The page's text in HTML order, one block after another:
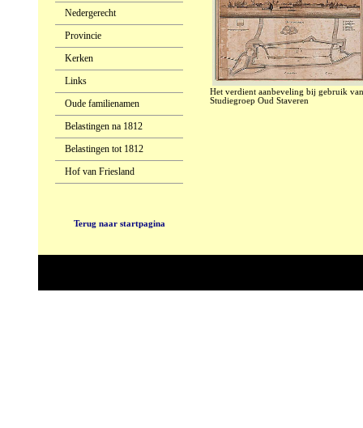
Nedergerecht
Provincie
Kerken
Links
Oude familienamen
Belastingen na 1812
Belastingen tot 1812
Hof van Friesland
Terug naar startpagina
Het verdient aanbeveling bij gebruik
Studiegroep Oud Staveren